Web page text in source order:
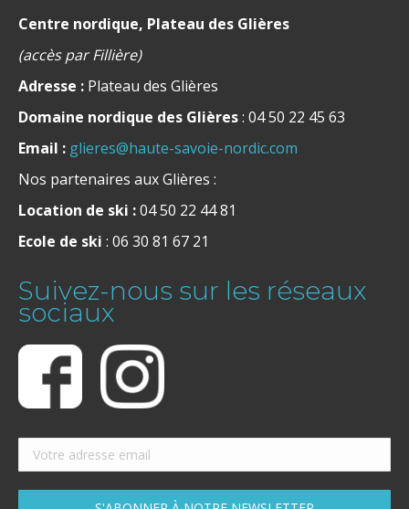
Centre nordique, Plateau des Glières
(accès par Fillière)
Adresse : Plateau des Glières
Domaine nordique des Glières: 04 50 22 45 63
Email : glieres@haute-savoie-nordic.com
Nos partenaires aux Glières :
Location de ski :04 50 22 44 81
Ecole de ski : 06 30 81 67 21
Suivez-nous sur les réseaux
sociaux